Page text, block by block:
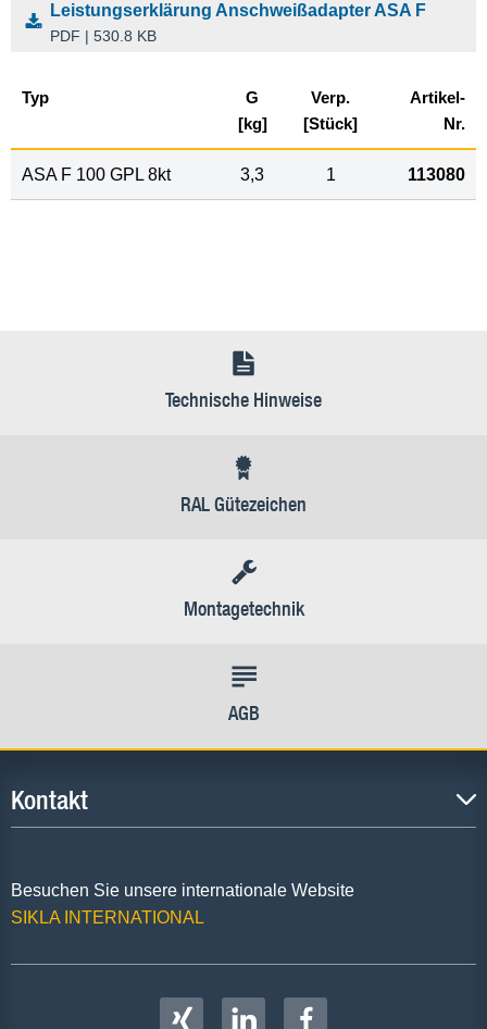
Leistungserklärung Anschweißadapter ASA F
PDF | 530.8 KB
Typ
G
[kg]
Verp.
[Stück]
Artikel-
Nr.
ASA F 100 GPL 8kt 3,3 1 113080
Technische Hinweise
RAL Gütezeichen
Montagetechnik
AGB
Kontakt
Besuchen Sie unsere internationale Website
SIKLA INTERNATIONAL